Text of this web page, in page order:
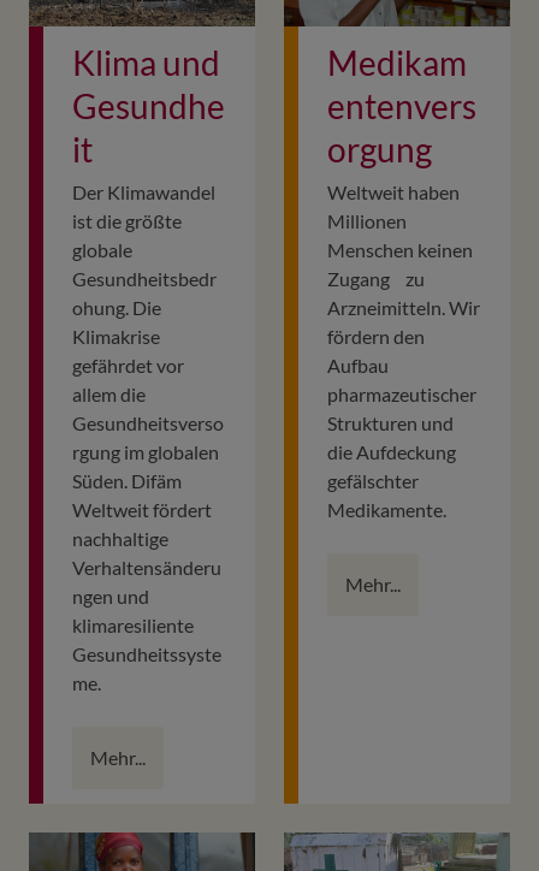
Klima und
Gesundhe
it
Der Klimawandel
ist die größte
globale
Gesundheitsbedr
ohung. Die
Klimakrise
gefährdet vor
allem die
Gesundheitsverso
rgung im globalen
Süden. Difäm
Weltweit fördert
nachhaltige
Verhaltensänderu
ngen und
klimaresiliente
Gesundheitssyste
me.
Mehr...
Medikam
entenvers
orgung
Weltweit haben
Millionen
Menschen keinen
Zugang zu
Arzneimitteln. Wir
fördern den
Aufbau
pharmazeutischer
Strukturen und
die Aufdeckung
gefälschter
Medikamente.
Mehr...